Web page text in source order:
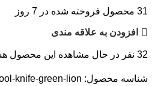
31 محصول فروخته شده در 7 روز
افزودن به علاقه مندی
32 نفر در حال مشاهده این محصول
شناسه محصول: knife-green-lion